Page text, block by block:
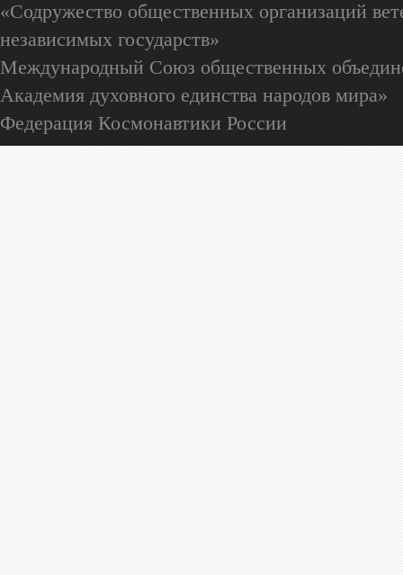
«Содружество общественных организаций
независимых государств»
Международный Союз общественных
Академия духовного единства народов мира»
Федерация Космонавтики России